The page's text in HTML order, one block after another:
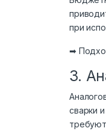
при
➡
3.
сварки